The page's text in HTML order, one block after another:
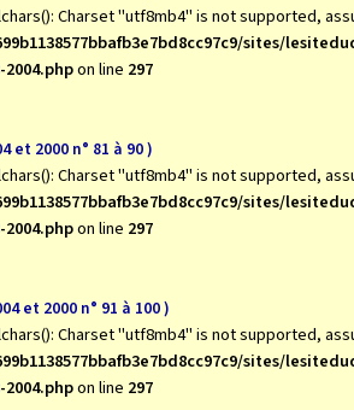
Charset "utf8mb4" is not supported,
sites/
2004.phpon line 297
et 2000 n° 81 à 90 )
Charset "utf8mb4" is not supported,
sites/
2004.phpon line 297
et 2000 n° 91 à 100 )
Charset "utf8mb4" is not supported,
sites/
2004.phpon line 297